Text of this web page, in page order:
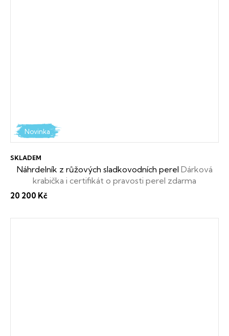
Novinka
Náhrdelník z růžových sladkovodních perel Dárková
krabička i certifikát o pravosti perel zdarma
SKLADEM
20 200 Kč